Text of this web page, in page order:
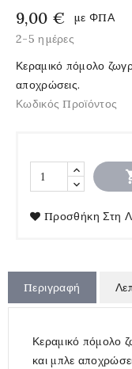
9,00 €
με ΦΠΑ
2-5 ημέρες
Κεραμικό πόμολο
αποχρώσεις.
Κωδικός Προϊόντος
Προσθήκη Στη
Περιγραφή
Κεραμικό πόμολο
και μπλε